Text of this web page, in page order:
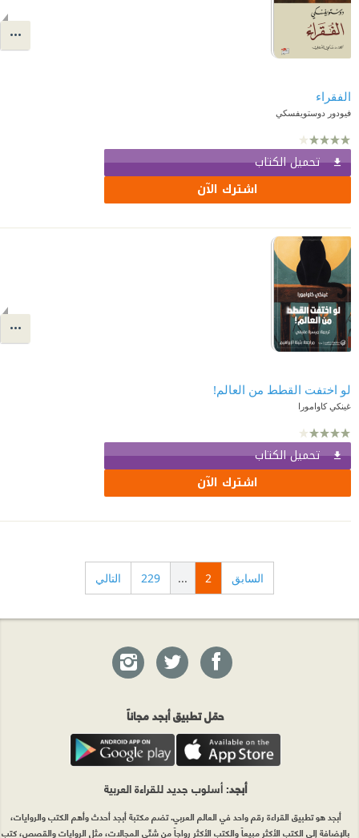
الفقراء
فيودور دوستويفسكي
تحميل الكتاب
اشترك الآن
لو اختفت القطط من العالم!
غينكي كاوامورا
تحميل الكتاب
اشترك الآن
السابق 2
...
229 التالي
حمّل تطبيق أبجد مجاناً
أبجد: أسلوب جديد للقراءة العربية
أبجد هو تطبيق القراءة رقم واحد في العالم العربي. تضم مكتبة أبجد أحدث وأهم الكتب والروايات،
بالإضافة إلى الكتب الأكثر مبيعاً والكتب الأكثر رواجاً من شتّى المجالات، مثل الروايات والقصص، كتب